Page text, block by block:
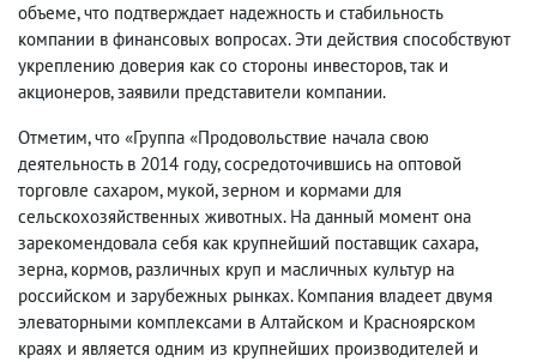
объеме, что подтверждает надежность и стабильность
компании в финансовых вопросах. Эти действия способствуют
укреплению доверия как со стороны инвесторов, так и
акционеров, заявили представители компании.
Отметим, что «Группа «Продовольствие начала свою
деятельность в 2014 году, сосредоточившись на оптовой
торговле сахаром, мукой, зерном и кормами для
сельскохозяйственных животных. На данный момент она
зарекомендовала себя как крупнейший поставщик сахара,
зерна, кормов, различных круп и масличных культур на
российском и зарубежных рынках. Компания владеет двумя
элеваторными комплексами в Алтайском и Красноярском
краях и является одним из крупнейших производителей и